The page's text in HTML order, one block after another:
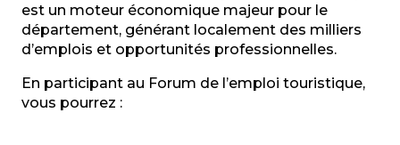
est un moteur économique majeur pour le
département, générant localement des milliers
d’emplois et opportunités professionnelles.
En participant au Forum de l’emploi touristique,
vous pourrez :